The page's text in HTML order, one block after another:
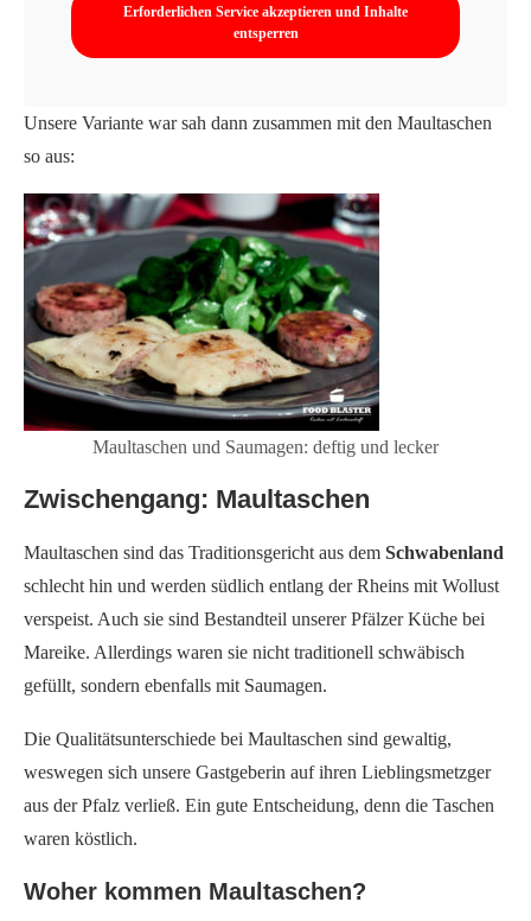
Erforderlichen Service akzeptieren und Inhalte
entsperren
Unsere Variante war sah dann zusammen mit den Maultaschen
so aus:
Maultaschen und Saumagen: deftig und lecker
Zwischengang: Maultaschen
Maultaschen sind das Traditionsgericht aus dem Schwabenland
schlecht hin und werden südlich entlang der Rheins mit Wollust
verspeist. Auch sie sind Bestandteil unserer Pfälzer Küche bei
Mareike. Allerdings waren sie nicht traditionell schwäbisch
gefüllt, sondern ebenfalls mit Saumagen.
Die Qualitätsunterschiede bei Maultaschen sind gewaltig,
weswegen sich unsere Gastgeberin auf ihren Lieblingsmetzger
aus der Pfalz verließ. Ein gute Entscheidung, denn die Taschen
waren köstlich.
Woher kommen Maultaschen?